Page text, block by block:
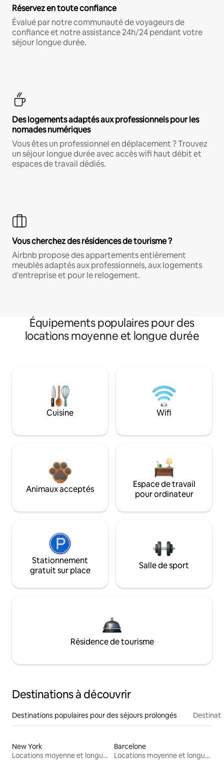
Réservez en toute confiance
Évalué par notre communauté de voyageurs de
confiance et notre assistance 24h/24 pendant votre
séjour longue durée.
Des logements adaptés aux professionnels pour les
nomades numériques
Vous êtes un professionnel en déplacement ? Trouvez
un séjour longue durée avec accès wifi haut débit et
espaces de travail dédiés.
Vous cherchez des résidences de tourisme ?
Airbnb propose des appartements entièrement
meublés adaptés aux professionnels, aux logements
d'entreprise et pour le relogement.
Équipements populaires pour des
locations moyenne et longue durée
Cuisine Wifi
Animaux acceptés
Espace de travail
pour ordinateur
Stationnement
gratuit sur place
Salle de sport
Résidence de tourisme
Destinations à découvrir
Destinations populaires pour des séjours prolongés
New York
Locations moyenne et longue durée
Barcelone
Locations moyenne et longue durée